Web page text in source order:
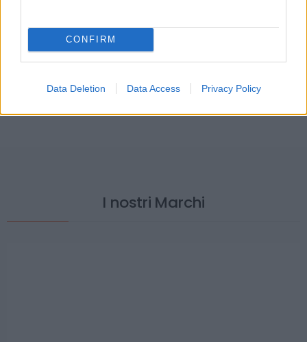
CONFIRM
Data Deletion Data Access Privacy Policy
Viti e bulloni
Ampia gamma di misure...
I nostri Marchi